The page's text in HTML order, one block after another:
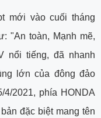
mới vào cuối tháng
"An toàn, Mạnh mẽ,
nổi tiếng, đã nhanh
lớn của đông đảo
2021, phía HONDA
đặc biệt mang tên